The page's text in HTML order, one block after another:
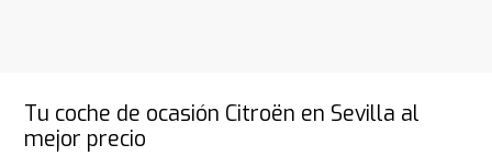
Tu coche de ocasión Citroën en Sevilla al
mejor precio